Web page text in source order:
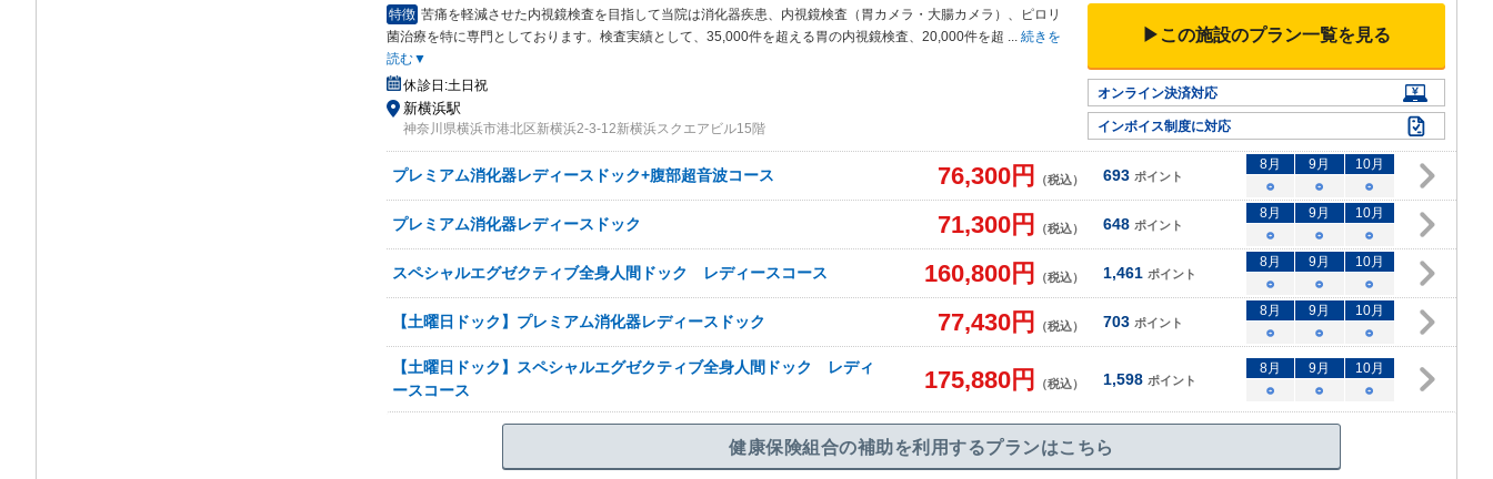
特徴 苦痛を軽減させた内視鏡検査を目指して当院は消化器疾患、内視鏡検査（胃カメラ・大腸カメラ）、ピロリ
菌治療を特に専門としております。検査実績として、35,000件を超える胃の内視鏡検査、20,000件を超 ... 続きを
読む▼
休診日:土日祝
新横浜駅
神奈川県横浜市港北区新横浜2-3-12新横浜スクエアビル15階
▶この施設のプラン一覧を見る
オンライン決済対応
インボイス制度に対応
プレミアム消化器レディースドック+腹部超音波コース 76,300円 （税込） 693 ポイント
8月 9月 10月
○
○ ○
プレミアム消化器レディースドック 71,300円 （税込） 648 ポイント
8月 9月 10月
○
○ ○
スペシャルエグゼクティブ全身人間ドック レディースコース 160,800円 （税込） 1,461 ポイント
8月 9月 10月
○
○ ○
【土曜日ドック】プレミアム消化器レディースドック 77,430円 （税込） 703 ポイント
8月 9月 10月
○
○ ○
【土曜日ドック】スペシャルエグゼクティブ全身人間ドック レディ
ースコース
175,880円 （税込） 1,598 ポイント
8月 9月 10月
○
○ ○
健康保険組合の補助を利用するプランはこちら